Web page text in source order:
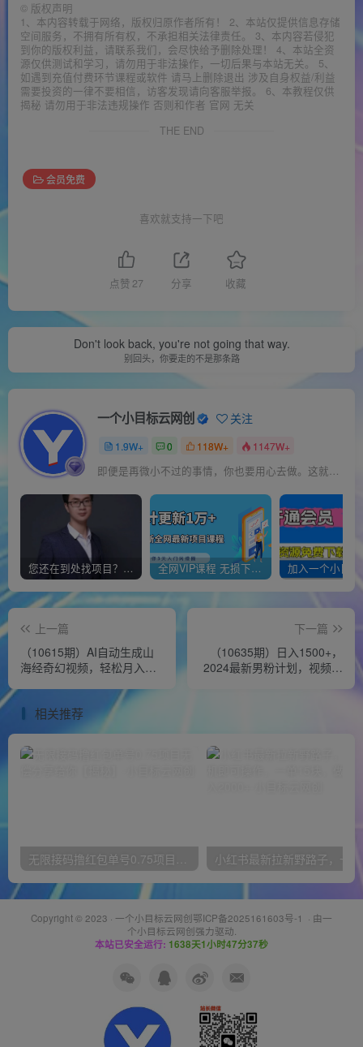
© 版权声明
1、本内容转载于网络，版权归原作者所有！ 2、本站仅提供信息存储
空间服务，不拥有所有权，不承担相关法律责任。 3、本内容若侵犯
到你的版权利益，请联系我们，会尽快给予删除处理！ 4、本站全资
源仅供测试和学习，请勿用于非法操作，一切后果与本站无关。 5、
如遇到充值付费环节课程或软件 请马上删除退出 涉及自身权益/利益
需要投资的一律不要相信，访客发现请向客服举报。 6、本教程仅供
揭秘 请勿用于非法违规操作 否则和作者 官网 无关
THE END
会员免费
喜欢就支持一下吧
点赞 27 分享 收藏
Don't look back, you're not going that way.
别回头，你要走的不是那条路
一个小目标云网创 关注
1.9W+ 0 118W+ 1147W+
即便是再微小不过的事情，你也要用心去做。这就是成功的秘密
您还在到处找项目？还在当韭菜？我靠经营“一个小目标网创商城”年入百W+，曾经我也负债累累! 全网VIP课程 无损下载~
上一篇
（10615期）AI自动生成山
海经奇幻视频，轻松月入过
下一篇
（10635期）日入1500+，
2024最新男粉计划，视频图
相关推荐
无限接码撸红包单号0.75项目无偿分享给你【揭秘】
Copyright © 2023 · 一个小目标云网创鄂ICP备2025161603号-1 · 由一
个小目标云网创强力驱动.
本站已安全运行: 1638天1小时47分37秒